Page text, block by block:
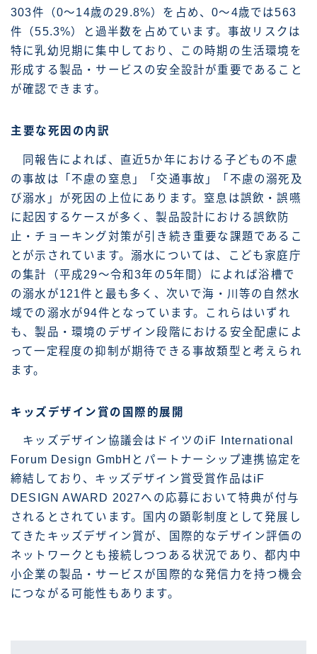
303件（0〜14歳の29.8%）を占め、0〜4歳では563
件（55.3%）と過半数を占めています。事故リスクは
特に乳幼児期に集中しており、この時期の生活環境を
形成する製品・サービスの安全設計が重要であること
が確認できます。
主要な死因の内訳
同報告によれば、直近5か年における子どもの不慮
の事故は「不慮の窒息」「交通事故」「不慮の溺死及
び溺水」が死因の上位にあります。窒息は誤飲・誤嚥
に起因するケースが多く、製品設計における誤飲防
止・チョーキング対策が引き続き重要な課題であるこ
とが示されています。溺水については、こども家庭庁
の集計（平成29〜令和3年の5年間）によれば浴槽で
の溺水が121件と最も多く、次いで海・川等の自然水
域での溺水が94件となっています。これらはいずれ
も、製品・環境のデザイン段階における安全配慮によ
って一定程度の抑制が期待できる事故類型と考えられ
ます。
キッズデザイン賞の国際的展開
キッズデザイン協議会はドイツのiF International
Forum Design GmbHとパートナーシップ連携協定を
締結しており、キッズデザイン賞受賞作品はiF
DESIGN AWARD 2027への応募において特典が付与
されるとされています。国内の顕彰制度として発展し
てきたキッズデザイン賞が、国際的なデザイン評価の
ネットワークとも接続しつつある状況であり、都内中
小企業の製品・サービスが国際的な発信力を持つ機会
につながる可能性もあります。